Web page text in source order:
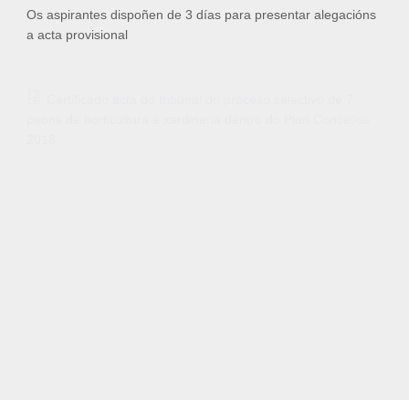
Os aspirantes dispoñen de 3 días para presentar alegacións
a acta provisional